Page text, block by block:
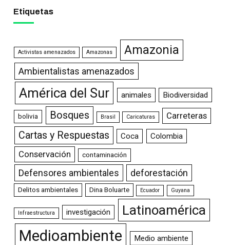
Etiquetas
Activistas amenazados Amazonas Amazonia
Ambientalistas amenazados
América del Sur animales Biodiversidad
bolivia Bosques Brasil Caricaturas Carreteras
Cartas y Respuestas Coca Colombia
Conservación contaminación
Defensores ambientales deforestación
Delitos ambientales Dina Boluarte Ecuador Guyana
Infraestructura investigación Latinoamérica
Medioambiente Medio ambiente